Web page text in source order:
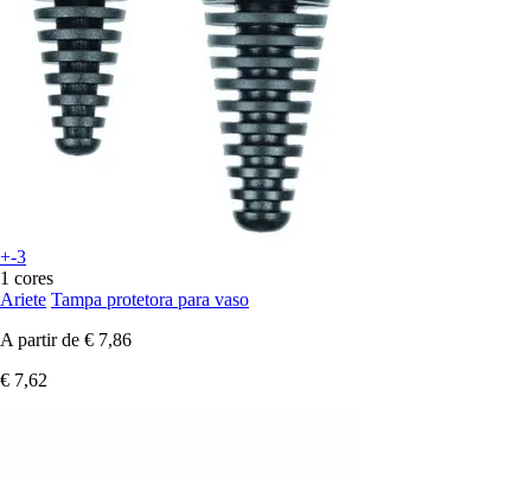
+-3
1 cores
Ariete Tampa protetora para vaso
A partir de € 7,86
€ 7,62